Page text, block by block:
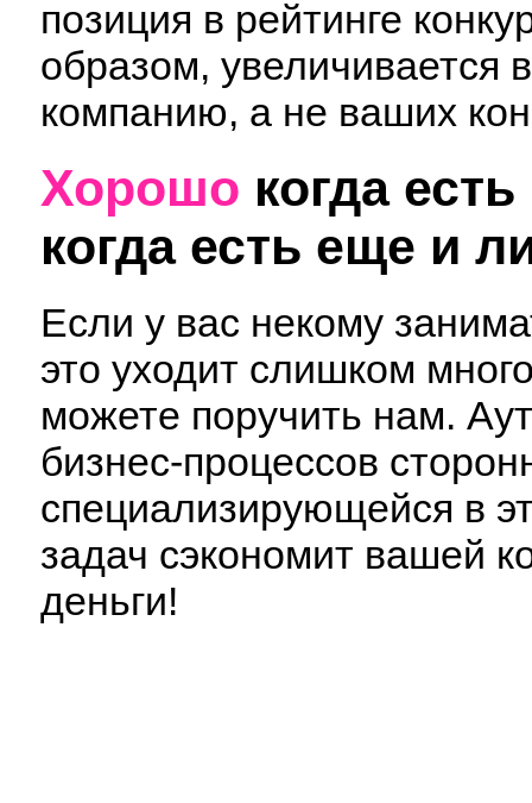
позиция в рейтинге
образом, увеличивается
компанию, а не ваших
Хорошо когда
когда есть еще и
Если у вас некому
это уходит слишком
можете поручить нам.
бизнес-процессов
специализирующейся в
задач сэкономит вашей
деньги!